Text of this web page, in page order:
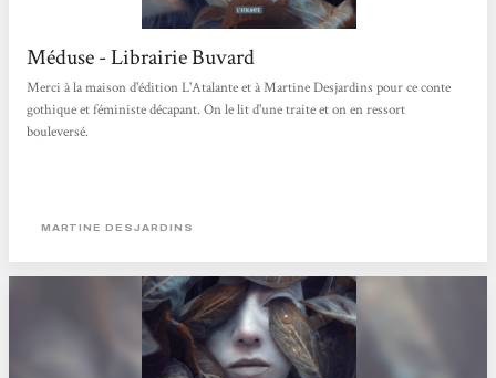
Méduse - Librairie Buvard
Merci à la maison d'édition L'Atalante et à Martine Desjardins pour ce conte
gothique et féministe décapant. On le lit d'une traite et on en ressort
bouleversé.
MARTINE DESJARDINS